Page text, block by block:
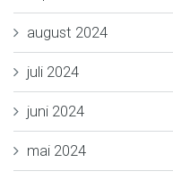
august 2024
juli 2024
juni 2024
mai 2024